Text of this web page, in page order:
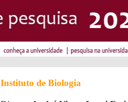
Instituto de Biologia